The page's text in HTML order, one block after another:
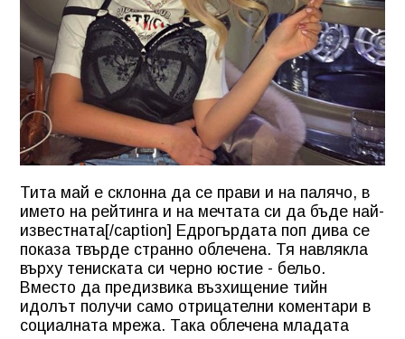
Тита май е склонна да се прави и на палячо, в
името на рейтинга и на мечтата си да бъде най-
известната[/caption] Едрогърдата поп дива се
показа твърде странно облечена. Тя навлякла
върху тениската си черно юстие - бельо.
Вместо да предизвика възхищение тийн
идолът получи само отрицателни коментари в
социалната мрежа. Така облечена младата